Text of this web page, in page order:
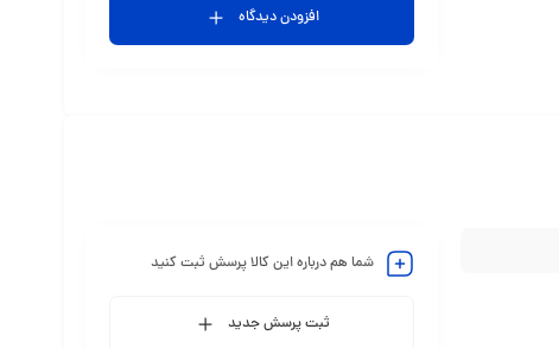
افزودن دیدگاه
شما هم درباره این کالا پرسش ثبت کنید
ثبت پرسش جدید